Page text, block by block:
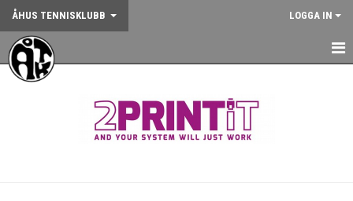
ÅHUS TENNISKLUBB LOGGA IN
HEM